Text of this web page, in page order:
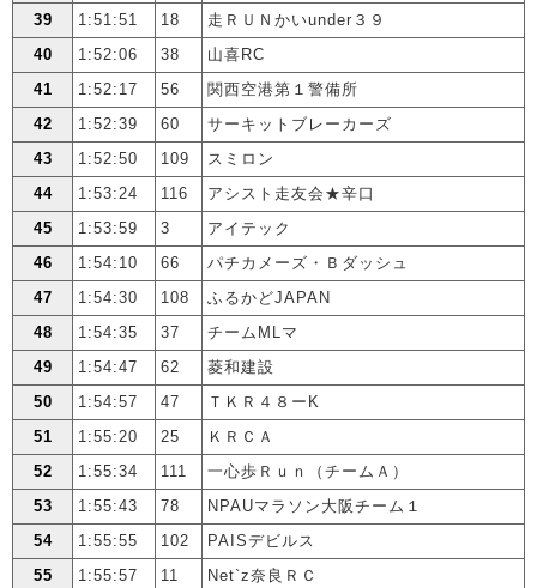
39
1:51:51 18
走ＲＵＮかいunder３９
40
1:52:06 38
山喜RC
41
1:52:17 56
関西空港第１警備所
42
1:52:39 60
サーキットブレーカーズ
43
1:52:50 109
スミロン
44
1:53:24 116
アシスト走友会★辛口
45
1:53:59 3
アイテック
46
1:54:10 66
パチカメーズ・Ｂダッシュ
47
1:54:30 108
ふるかどJAPAN
48
1:54:35 37
チームMLマ
49
1:54:47 62
菱和建設
50
1:54:57 47
ＴＫＲ４８ーK
51
1:55:20 25
ＫＲＣＡ
52
1:55:34 111
一心歩Ｒｕｎ（チームＡ）
53
1:55:43 78
NPAUマラソン大阪チーム１
54
1:55:55 102
PAISデビルス
55
1:55:57 11 Net`z奈良ＲＣ